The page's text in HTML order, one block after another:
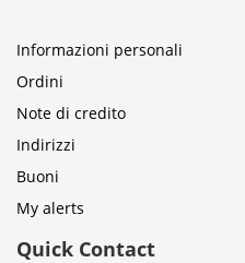
Informazioni personali
Ordini
Note di credito
Indirizzi
Buoni
My alerts
Quick Contact